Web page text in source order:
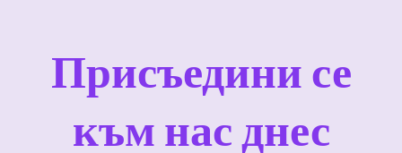
Присъедини се
към нас днес